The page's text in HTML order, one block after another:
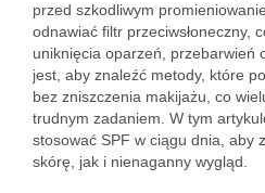
przed szkodliwym
odnawiać filtr przeciwsłoneczny,
uniknięcia oparzeń, przebarwień
jest, aby znaleźć metody, które
bez zniszczenia makijażu, co
trudnym zadaniem. W tym
stosować SPF w ciągu dnia, aby
skórę, jak i nienaganny wygląd.